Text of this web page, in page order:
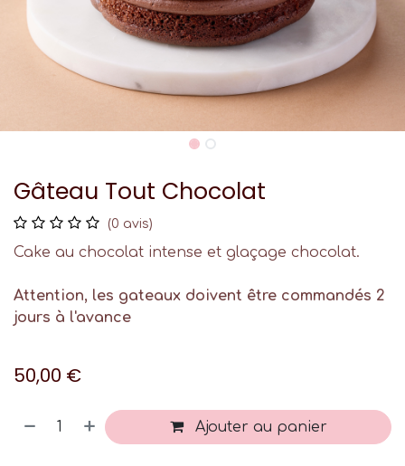
Gâteau Tout Chocolat
(0 avis)
Cake au chocolat intense et glaçage chocolat.
Attention, les gateaux doivent être commandés 2
jours à l'avance
50,00 €
Ajouter au panier